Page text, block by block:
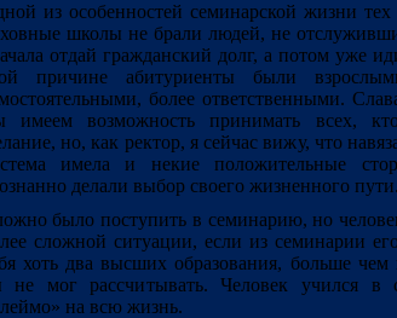
из особенностей семинарской жизни
школы не брали людей, не
отдай гражданский долг, а потом уже
причине абитуриенты были
более ответственными.
имеем возможность принимать всех,
но, как ректор, я сейчас вижу, что
имела и некие положительные
делали выбор своего жизненного пути.
было поступить в семинарию, но
сложной ситуации, если из семинарии
хоть два высших образования, больше чем
не мог рассчитывать. Человек учился
на всю жизнь.